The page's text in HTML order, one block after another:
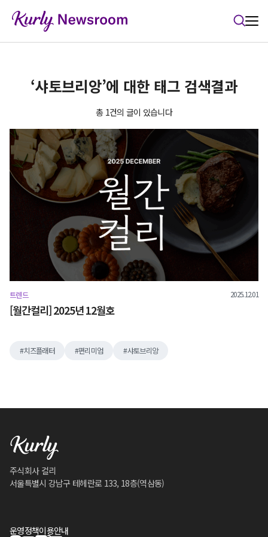
‘샤토브리앙’에 대한 태그 검색결과
총 1건의 글이 있습니다
트렌드 2025.12.01
[월간컬리] 2025년 12월호
치즈플래터 편리미엄 샤토브리앙
주식회사 컬리
서울특별시 강남구 테헤란로 133, 18층(역삼동)
운영정책이용안내